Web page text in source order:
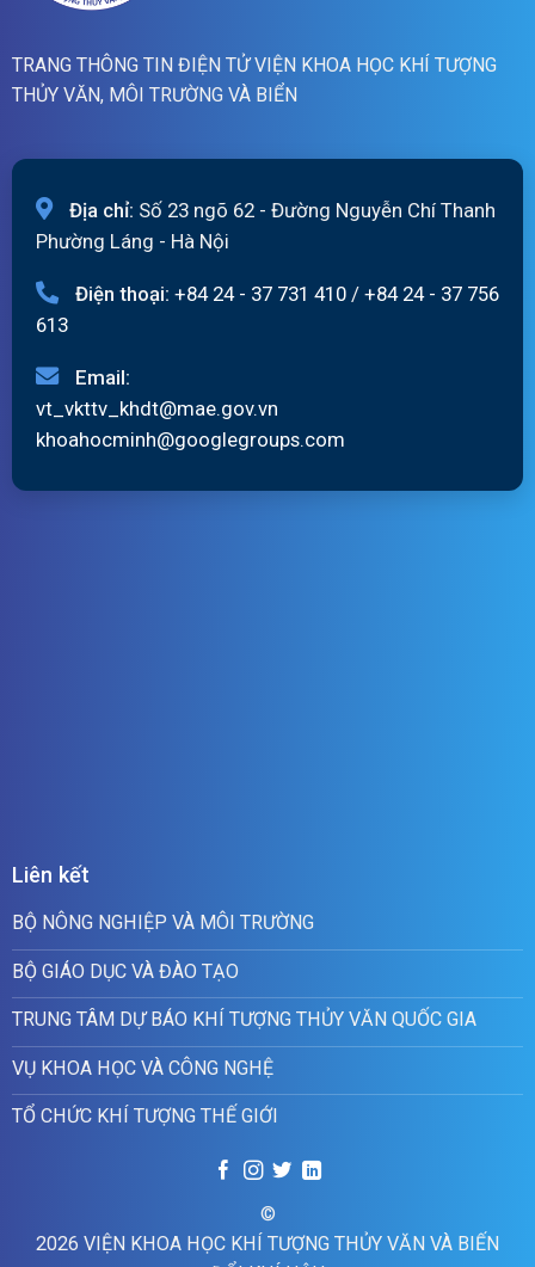
TRANG THÔNG TIN ĐIỆN TỬ VIỆN KHOA HỌC KHÍ TƯỢNG
THỦY VĂN, MÔI TRƯỜNG VÀ BIỂN
Địa chỉ: Số 23 ngõ 62 - Đường Nguyễn Chí Thanh
Phường Láng - Hà Nội
Điện thoại: +84 24 - 37 731 410 / +84 24 - 37 756
613
Email:
vt_vkttv_khdt@mae.gov.vn
khoahocminh@googlegroups.com
Liên kết
BỘ NÔNG NGHIỆP VÀ MÔI TRƯỜNG
BỘ GIÁO DỤC VÀ ĐÀO TẠO
TRUNG TÂM DỰ BÁO KHÍ TƯỢNG THỦY VĂN QUỐC GIA
VỤ KHOA HỌC VÀ CÔNG NGHỆ
TỔ CHỨC KHÍ TƯỢNG THẾ GIỚI
©
2026 VIỆN KHOA HỌC KHÍ TƯỢNG THỦY VĂN VÀ BIẾN